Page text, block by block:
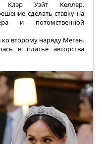
Клэр Уэйт Келлер.
сделать ставку на
и потомственной
второму наряду Меган.
в платье авторства